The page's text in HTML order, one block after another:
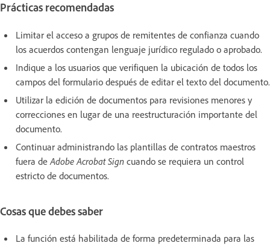
Prácticas recomendadas
Limitar el acceso a grupos de remitentes de confianza cuando
los acuerdos contengan lenguaje jurídico regulado o aprobado.
Indique a los usuarios que verifiquen la ubicación de todos los
campos del formulario después de editar el texto del documento.
Utilizar la edición de documentos para revisiones menores y
correcciones en lugar de una reestructuración importante del
documento.
Continuar administrando las plantillas de contratos maestros
fuera de Adobe Acrobat Sign cuando se requiera un control
estricto de documentos.
Cosas que debes saber
La función está habilitada de forma predeterminada para las